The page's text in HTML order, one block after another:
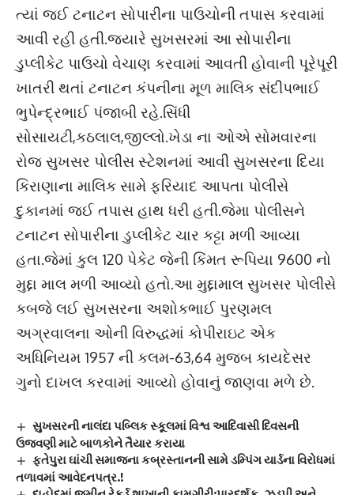
ત્યાં જઈ ટનાટન સોપારીના પાઉચોની તપાસ કરવામાં
આવી રહી હતી.જ્યારે સુખસરમાં આ સોપારીના
ડુપ્લીકેટ પાઉચો વેચાણ કરવામાં આવતી હોવાની પૂરેપૂરી
ખાતરી થતાં ટનાટન કંપનીના મૂળ માલિક સંદીપભાઈ
ભુપેન્દ્રભાઈ પંજાબી રહે.સિંધી
સોસાયટી,કઠલાલ,જીલ્લો.ખેડા ના ઓએ સોમવારના
રોજ સુખસર પોલીસ સ્ટેશનમાં આવી સુખસરના દિયા
કિરાણાના માલિક સામે ફરિયાદ આપતા પોલીસે
દુકાનમાં જઈ તપાસ હાથ ધરી હતી.જેમા પોલીસને
ટનાટન સોપારીના ડુપ્લીકેટ ચાર કટ્ટા મળી આવ્યા
હતા.જેમાં કુલ 120 પેકેટ જેની કિંમત રૂપિયા 9600 નો
મુદ્દા માલ મળી આવ્યો હતો.આ મુદ્દામાલ સુખસર પોલીસે
કબજે લઈ સુખસરના અશોકભાઈ પુરણમલ
અગ્રવાલના ઓની વિરુદ્ધમાં કોપીરાઇટ એક
અધિનિયમ 1957 ની કલમ-63,64 મુજબ કાયદેસર
ગુનો દાખલ કરવામાં આવ્યો હોવાનું જાણવા મળે છે.
સુખસરની નાલંદા પબ્લિક સ્કૂલમાં વિશ્વ આદિવાસી દિવસની
ઉજવણી માટે બાળકોને તૈયાર કરાયા
ફતેપુરા ઘાંચી સમાજના કબ્રસ્તાનની સામે ડમ્પિંગ યાર્ડના વિરોધમાં
તળાવમાં આવેદનપત્ર.!